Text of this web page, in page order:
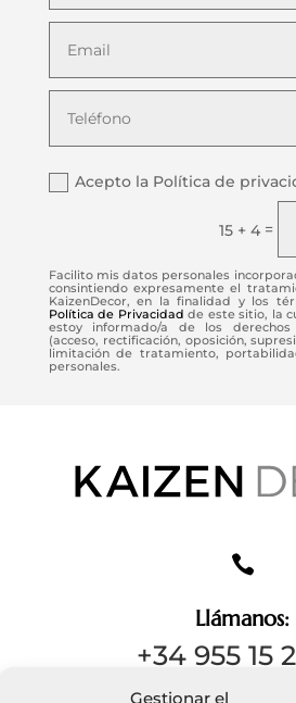
Gestionar el
Acepto la Política de
15 + 4 =
Facilito mis datos personales
consintiendo expresamente el
KaizenDecor, en la finalidad y los
Política de Privacidad de este sitio, la
estoy informado/a de los
(acceso, rectificación, oposición,
limitación de tratamiento,
personales.

Llámanos:
+34 955 15